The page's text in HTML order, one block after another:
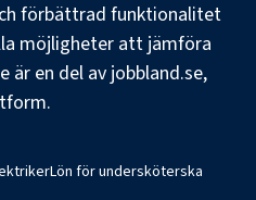
förbättrad funktionalitet
möjligheter att jämföra
är en del av jobbland.se,
Lön för undersköterska